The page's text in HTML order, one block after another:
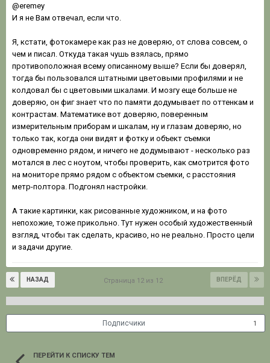
@eremey
И я не Вам отвечал, если что.
Я, кстати, фотокамере как раз не доверяю, от слова совсем, о
чем и писал. Откуда такая чушь взялась, прямо
противоположная всему описанному выше? Если бы доверял,
тогда бы пользовался штатными цветовыми профилями и не
колдовал бы с цветовыми шкалами. И мозгу еще больше не
доверяю, он фиг знает что по памяти додумывает по оттенкам и
контрастам. Математике вот доверяю, поверенным
измерительным приборам и шкалам, ну и глазам доверяю, но
только так, когда они видят и фотку и объект съемки
одновременно рядом, и ничего не додумывают - несколько раз
мотался в лес с ноутом, чтобы проверить, как смотрится фото
на мониторе прямо рядом с объектом съемки, с расстояния
метр-полтора. Подгонял настройки.
А такие картинки, как рисованные художником, и на фото
непохожие, тоже прикольно. Тут нужен особый художественный
взгляд, чтобы так сделать, красиво, но не реально. Просто цели
и задачи другие.
НАЗАД ВПЕРЁД
Страница 12 из 12
Подписчики 1
ПЕРЕЙТИ К СПИСКУ ТЕМ